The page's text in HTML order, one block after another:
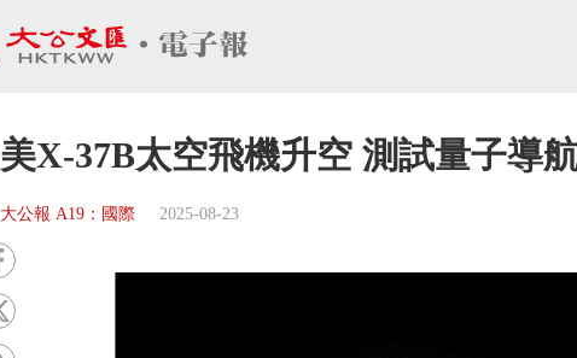
美X-37B太空飛機升空 測試量子導
大公報 A19：國際 2025-08-23